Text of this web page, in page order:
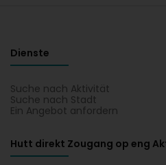
Dienste
Suche nach Aktivität
Suche nach Stadt
Ein Angebot anfordern
Hutt direkt Zougang op eng